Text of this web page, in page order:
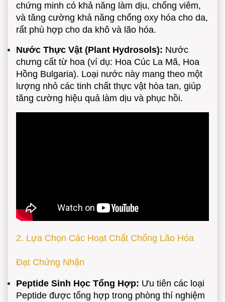
chứng minh có khả năng làm dịu, chống viêm,
và tăng cường khả năng chống oxy hóa cho da,
rất phù hợp cho da khô và lão hóa.
Nước Thực Vật (Plant Hydrosols): Nước
chưng cất từ hoa (ví dụ: Hoa Cúc La Mã, Hoa
Hồng Bulgaria). Loại nước này mang theo một
lượng nhỏ các tinh chất thực vật hòa tan, giúp
tăng cường hiệu quả làm dịu và phục hồi.
2. Lựa Chọn Các Hoạt Chất Chống Lão Hóa
Đạt Chứng Nhận
Peptide Sinh Học Tổng Hợp: Ưu tiên các loại
Peptide được tổng hợp trong phòng thí nghiệm